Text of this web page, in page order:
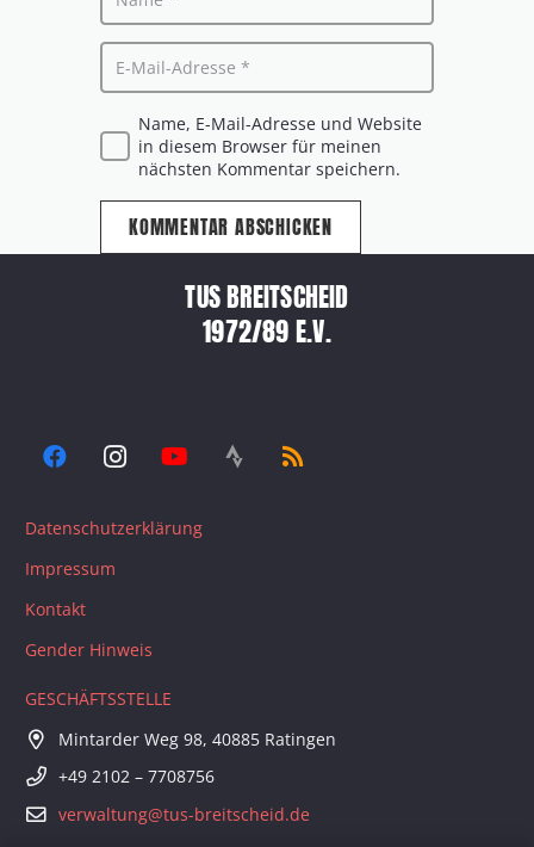
Name, E-Mail-Adresse und Website
in diesem Browser für meinen
nächsten Kommentar speichern.
KOMMENTAR ABSCHICKEN
TUS BREITSCHEID
1972/89 E.V.
Datenschutzerklärung
Impressum
Kontakt
Gender Hinweis
GESCHÄFTSSTELLE
Mintarder Weg 98, 40885 Ratingen
+49 2102 – 7708756
verwaltung@tus-breitscheid.de